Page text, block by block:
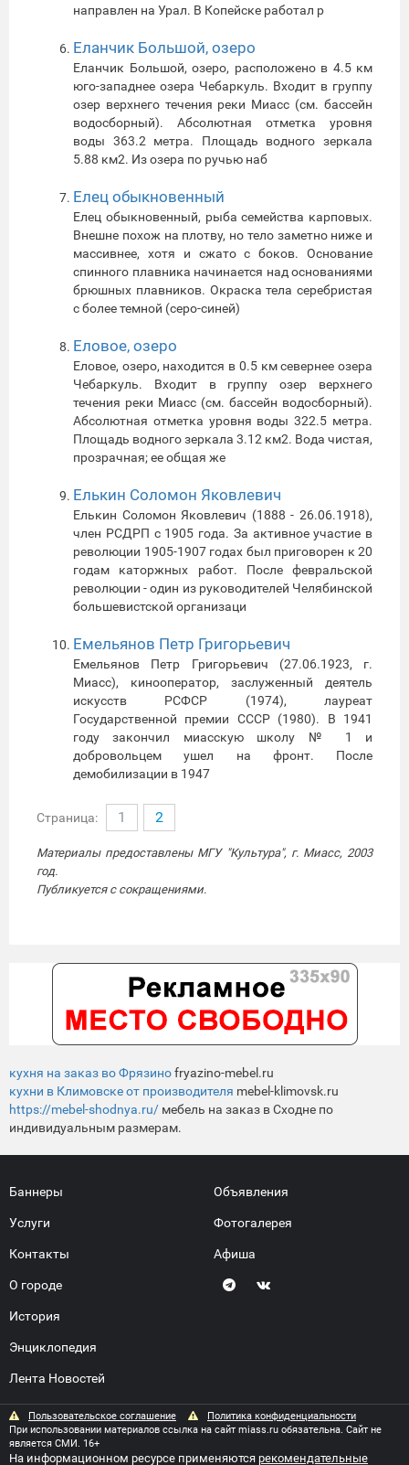
направлен на Урал. В Копейске работал р
Еланчик Большой, озеро
Еланчик Большой, озеро, расположено в 4.5 км
юго-западнее озера Чебаркуль. Входит в группу
озер верхнего течения реки Миасс (см. бассейн
водосборный). Абсолютная отметка уровня
воды 363.2 метра. Площадь водного зеркала
5.88 км2. Из озера по ручью наб
Елец обыкновенный
Елец обыкновенный, рыба семейства карповых.
Внешне похож на плотву, но тело заметно ниже и
массивнее, хотя и сжато с боков. Основание
спинного плавника начинается над основаниями
брюшных плавников. Окраска тела серебристая
с более темной (серо-синей)
Еловое, озеро
Еловое, озеро, находится в 0.5 км севернее озера
Чебаркуль. Входит в группу озер верхнего
течения реки Миасс (см. бассейн водосборный).
Абсолютная отметка уровня воды 322.5 метра.
Площадь водного зеркала 3.12 км2. Вода чистая,
прозрачная; ее общая же
Елькин Соломон Яковлевич
Елькин Соломон Яковлевич (1888 - 26.06.1918),
член РСДРП с 1905 года. За активное участие в
революции 1905-1907 годах был приговорен к 20
годам каторжных работ. После февральской
революции - один из руководителей Челябинской
большевистской организаци
Емельянов Петр Григорьевич
Емельянов Петр Григорьевич (27.06.1923, г.
Миасс), кинооператор, заслуженный деятель
искусств РСФСР (1974), лауреат
Государственной премии СССР (1980). В 1941
году закончил миасскую школу № 1 и
добровольцем ушел на фронт. После
демобилизации в 1947
Страница: 1 2
Материалы предоставлены МГУ "Культура", г. Миасс, 2003
год.
Публикуется с сокращениями.
кухня на заказ во Фрязиноfryazino-mebel.ru
кухни в Климовске от производителя mebel-klimovsk.ru
https://mebel-shodnya.ru/ мебель на заказ в Сходне по
индивидуальным размерам.
Баннеры
Услуги
Контакты
О городе
История
Энциклопедия
Лента Новостей
Объявления
Фотогалерея
Афиша
Пользовательское соглашение
Политика конфиденциальности
При использовании материалов ссылка на сайт miass.ru обязательна. Сайт не
является СМИ. 16+
На информационном ресурсе применяются рекомендательные